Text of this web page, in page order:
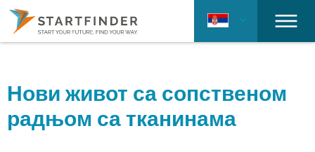
Нови живот са сопственом
радњом са тканинама